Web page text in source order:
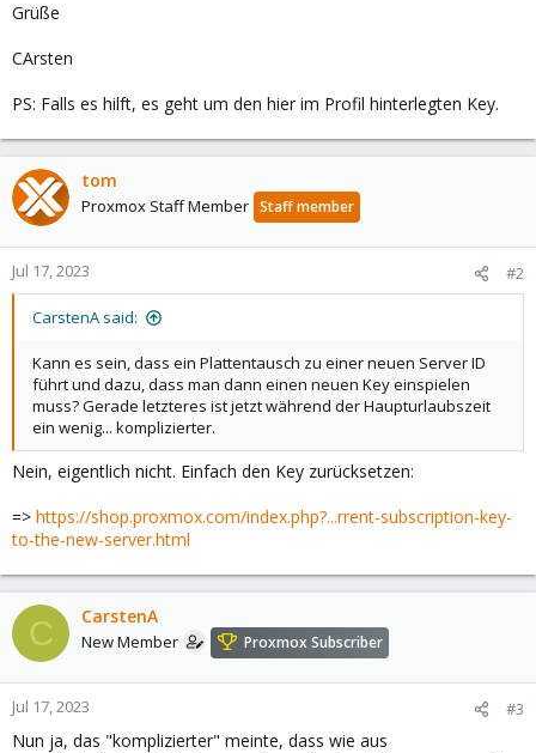
Grüße
CArsten
PS: Falls es hilft, es geht um den hier im Profil hinterlegten Key.
tom
Proxmox Staff Member Staff member
Jul 17, 2023 #2
CarstenA said:
Kann es sein, dass ein Plattentausch zu einer neuen Server ID
führt und dazu, dass man dann einen neuen Key einspielen
muss? Gerade letzteres ist jetzt während der Haupturlaubszeit
ein wenig... komplizierter.
Nein, eigentlich nicht. Einfach den Key zurücksetzen:
=> https://shop.proxmox.com/index.php?...rrent-subscription-key-
to-the-new-server.html
C CarstenA
New Member Proxmox Subscriber
Jul 17, 2023 #3
Nun ja, das "komplizierter" meinte, dass wie aus